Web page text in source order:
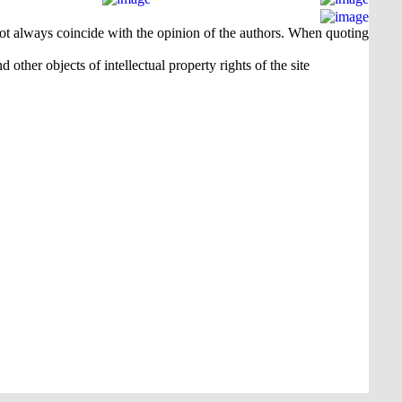
always coincide with the opinion of the authors. When quoting
other objects of intellectual property rights of the site